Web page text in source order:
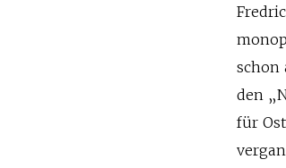
schon
den
für